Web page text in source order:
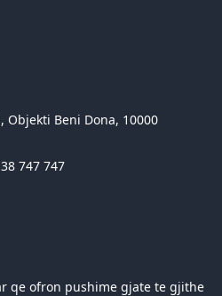
Objekti Beni Dona, 10000
747 747
qe ofron pushime gjate te gjithe